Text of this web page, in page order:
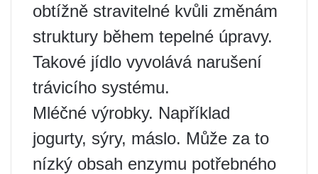
obtížně stravitelné kvůli změnám
struktury během tepelné úpravy.
Takové jídlo vyvolává narušení
trávicího systému.
Mléčné výrobky. Například
jogurty, sýry, máslo. Může za to
nízký obsah enzymu potřebného